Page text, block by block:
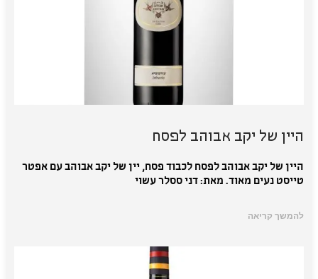
היין של יקב אבוהב לפסח
היין של יקב אבוהב לפסח לכבוד פסח, יין של יקב אבוהב עם אפטר
טייסט נעים מאוד. מאת: דני ססלר עשוי
להמשך קריאה